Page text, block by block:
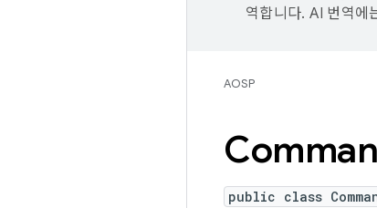
역합니다. AI 번역에
AOSP
public class